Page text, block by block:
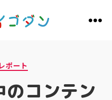
カ ポート
のコンテン